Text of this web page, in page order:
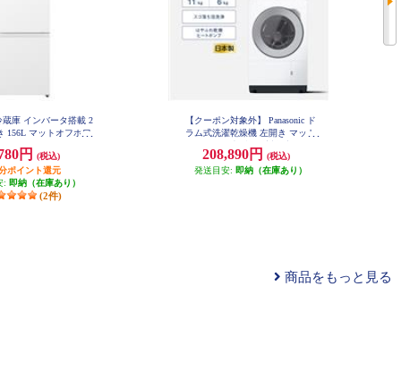
蔵庫 インバータ搭載 2
156L マットオフホワ
円
(税込)
ポイント還元
: 即納（在庫あり）
(2件)
【クーポン対象外】 Panasonic ド
ラム式洗濯乾燥機 左開き マット
LX113EL-W
208,890円
(税込)
発送目安: 即納（在庫あり）
商品をもっと見る